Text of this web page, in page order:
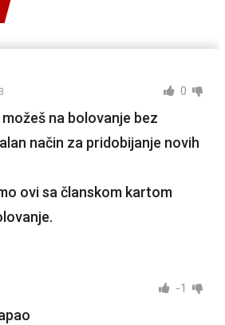
0
možeš na bolovanje bez
način za pridobijanje novih
ovi sa članskom kartom
-1